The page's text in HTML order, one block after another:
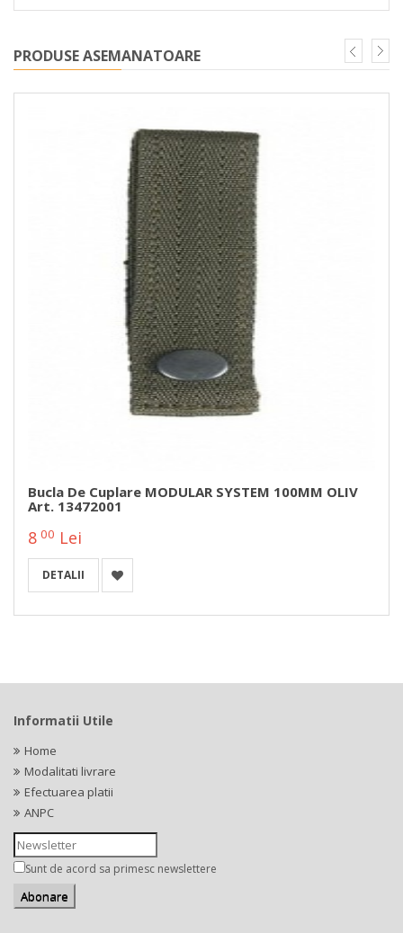
PRODUSE ASEMANATOARE
Bucla De Cuplare MODULAR SYSTEM 100MM OLIV
Art. 13472001
8 00 Lei
DETALII
Informatii Utile
Home
Modalitati livrare
Efectuarea platii
ANPC
Sunt de acord sa primesc newslettere